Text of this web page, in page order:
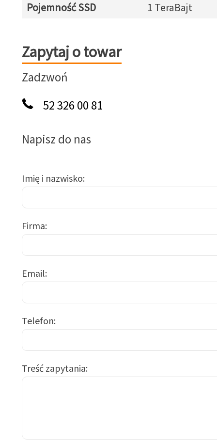
Pojemność SSD 1 TeraBajt
Zapytaj o towar
Zapytaj o towar
Zadzwoń
52 326 00 81
Napisz do nas
Imię i nazwisko
Firma
Email
Telefon
Treść zapytania